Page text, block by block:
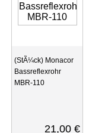
(StÃ¼ck) Monacor
Bassreflexrohr
MBR-110
21,00 €